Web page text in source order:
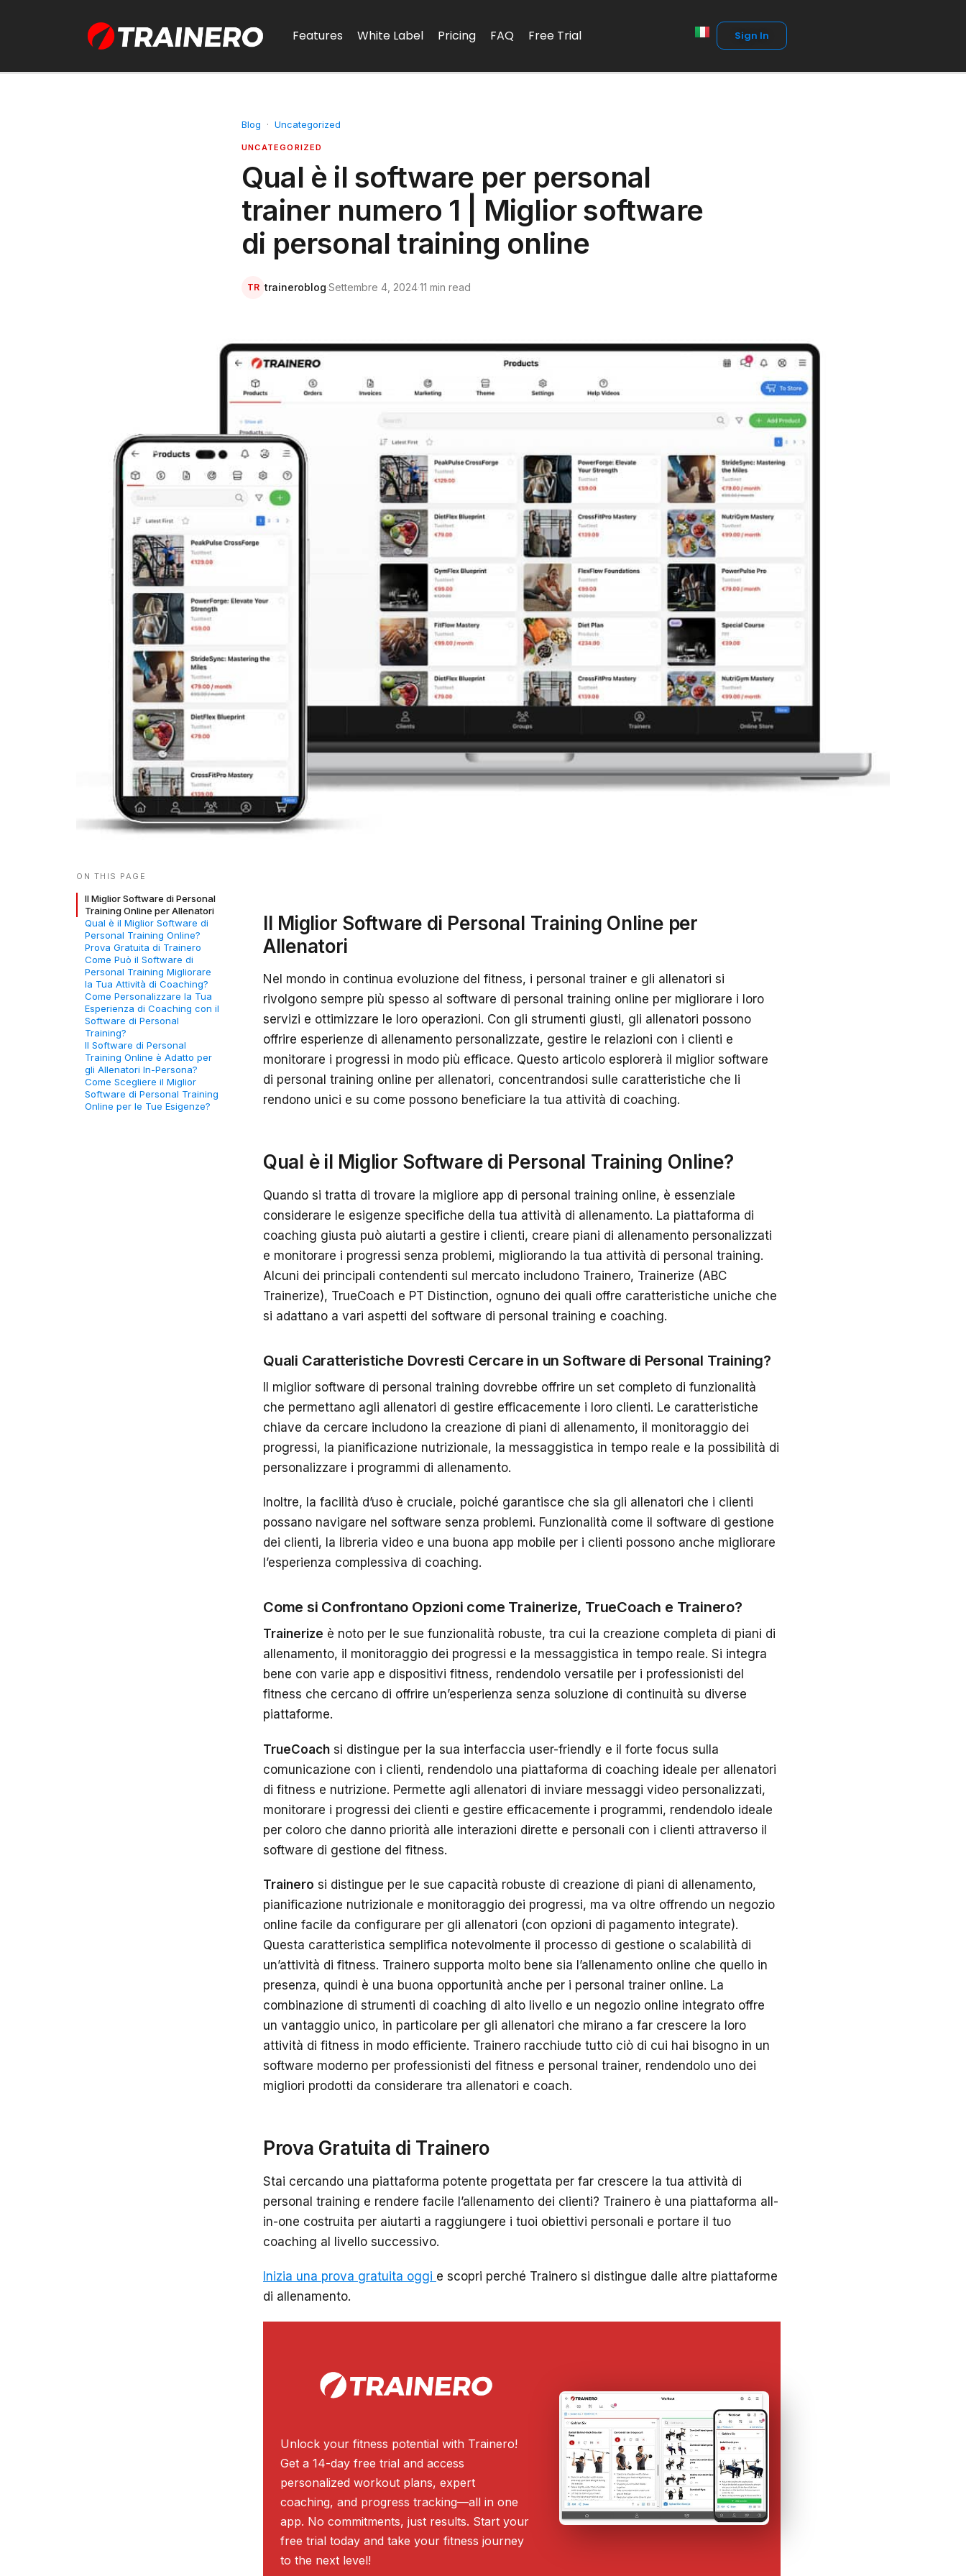
Features White Label Pricing FAQ Free Trial Sign In
Blog · Uncategorized
UNCATEGORIZED
Qual è il software per personal
trainer numero 1 | Miglior software
di personal training online
TR traineroblog·Settembre 4, 2024·11 min read
ON THIS PAGE
Il Miglior Software di Personal
Training Online per Allenatori
Qual è il Miglior Software di
Personal Training Online?
Prova Gratuita di Trainero
Come Può il Software di
Personal Training Migliorare
la Tua Attività di Coaching?
Come Personalizzare la Tua
Esperienza di Coaching con il
Software di Personal
Training?
Il Software di Personal
Training Online è Adatto per
gli Allenatori In-Persona?
Come Scegliere il Miglior
Software di Personal Training
Online per le Tue Esigenze?
Il Miglior Software di Personal Training Online per
Allenatori
Nel mondo in continua evoluzione del fitness, i personal trainer e gli allenatori si
rivolgono sempre più spesso al software di personal training online per migliorare i loro
servizi e ottimizzare le loro operazioni. Con gli strumenti giusti, gli allenatori possono
offrire esperienze di allenamento personalizzate, gestire le relazioni con i clienti e
monitorare i progressi in modo più efficace. Questo articolo esplorerà il miglior software
di personal training online per allenatori, concentrandosi sulle caratteristiche che li
rendono unici e su come possono beneficiare la tua attività di coaching.
Qual è il Miglior Software di Personal Training Online?
Quando si tratta di trovare la migliore app di personal training online, è essenziale
considerare le esigenze specifiche della tua attività di allenamento. La piattaforma di
coaching giusta può aiutarti a gestire i clienti, creare piani di allenamento personalizzati
e monitorare i progressi senza problemi, migliorando la tua attività di personal training.
Alcuni dei principali contendenti sul mercato includono Trainero, Trainerize (ABC
Trainerize), TrueCoach e PT Distinction, ognuno dei quali offre caratteristiche uniche che
si adattano a vari aspetti del software di personal training e coaching.
Quali Caratteristiche Dovresti Cercare in un Software di Personal Training?
Il miglior software di personal training dovrebbe offrire un set completo di funzionalità
che permettano agli allenatori di gestire efficacemente i loro clienti. Le caratteristiche
chiave da cercare includono la creazione di piani di allenamento, il monitoraggio dei
progressi, la pianificazione nutrizionale, la messaggistica in tempo reale e la possibilità di
personalizzare i programmi di allenamento.
Inoltre, la facilità d’uso è cruciale, poiché garantisce che sia gli allenatori che i clienti
possano navigare nel software senza problemi. Funzionalità come il software di gestione
dei clienti, la libreria video e una buona app mobile per i clienti possono anche migliorare
l’esperienza complessiva di coaching.
Come si Confrontano Opzioni come Trainerize, TrueCoach e Trainero?
Trainerize è noto per le sue funzionalità robuste, tra cui la creazione completa di piani di
allenamento, il monitoraggio dei progressi e la messaggistica in tempo reale. Si integra
bene con varie app e dispositivi fitness, rendendolo versatile per i professionisti del
fitness che cercano di offrire un’esperienza senza soluzione di continuità su diverse
piattaforme.
TrueCoach si distingue per la sua interfaccia user-friendly e il forte focus sulla
comunicazione con i clienti, rendendolo una piattaforma di coaching ideale per allenatori
di fitness e nutrizione. Permette agli allenatori di inviare messaggi video personalizzati,
monitorare i progressi dei clienti e gestire efficacemente i programmi, rendendolo ideale
per coloro che danno priorità alle interazioni dirette e personali con i clienti attraverso il
software di gestione del fitness.
Trainero si distingue per le sue capacità robuste di creazione di piani di allenamento,
pianificazione nutrizionale e monitoraggio dei progressi, ma va oltre offrendo un negozio
online facile da configurare per gli allenatori (con opzioni di pagamento integrate).
Questa caratteristica semplifica notevolmente il processo di gestione o scalabilità di
un’attività di fitness. Trainero supporta molto bene sia l’allenamento online che quello in
presenza, quindi è una buona opportunità anche per i personal trainer online. La
combinazione di strumenti di coaching di alto livello e un negozio online integrato offre
un vantaggio unico, in particolare per gli allenatori che mirano a far crescere la loro
attività di fitness in modo efficiente. Trainero racchiude tutto ciò di cui hai bisogno in un
software moderno per professionisti del fitness e personal trainer, rendendolo uno dei
migliori prodotti da considerare tra allenatori e coach.
Prova Gratuita di Trainero
Stai cercando una piattaforma potente progettata per far crescere la tua attività di
personal training e rendere facile l’allenamento dei clienti? Trainero è una piattaforma all-
in-one costruita per aiutarti a raggiungere i tuoi obiettivi personali e portare il tuo
coaching al livello successivo.
Inizia una prova gratuita oggi e scopri perché Trainero si distingue dalle altre piattaforme
di allenamento.
Unlock your fitness potential with Trainero!
Get a 14-day free trial and access
personalized workout plans, expert
coaching, and progress tracking—all in one
app. No commitments, just results. Start your
free trial today and take your fitness journey
to the next level!